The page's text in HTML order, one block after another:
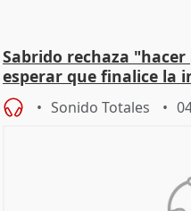
Sabrido rechaza
esperar que finalice la
Sonido Totales